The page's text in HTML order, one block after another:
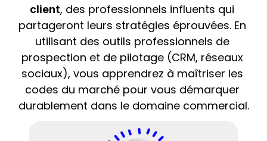
client, des professionnels influents qui
partageront leurs stratégies éprouvées. En
utilisant des outils professionnels de
prospection et de pilotage (CRM, réseaux
sociaux), vous apprendrez à maîtriser les
codes du marché pour vous démarquer
durablement dans le domaine commercial.